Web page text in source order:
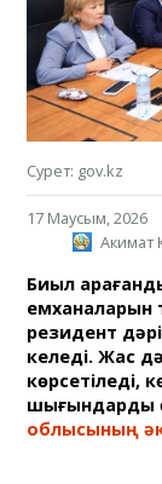
Сурет: gov.kz
17 Маусым, 2026
Акимат
Биыл
емханаларын
резидент
келеді. Жас
көрсетіледі,
шығындарды
облысының